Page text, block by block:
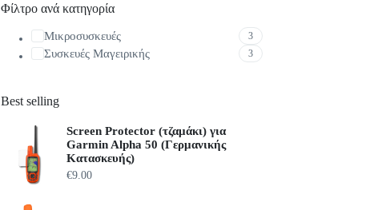
Φίλτρο ανά κατηγορία
Μικροσυσκευές 3
Συσκευές Μαγειρικής 3
Best selling
Screen Protector (τζαμάκι) για
Garmin Alpha 50 (Γερμανικής
Κατασκευής)
€9.00